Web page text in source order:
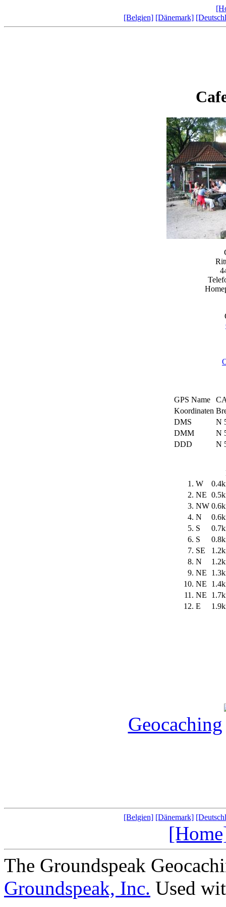
[Belgien] [Dänemark]
GPS Name
Koordinaten
DMS
N
DMM
N
DDD
N
1. W
2. NE
3. NW
4. N
5. S
6. S
7. SE
8. N
9. NE
10. NE
11. NE
12. E
Geocaching
[Belgien] [Dänemark]
The Groundspeak
Groundspeak, Inc. Used